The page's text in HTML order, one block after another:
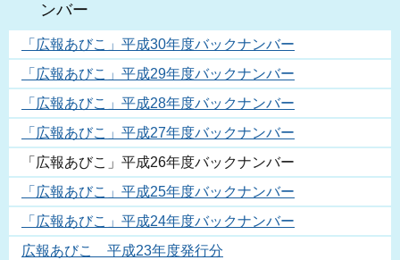
ンバー
「広報あびこ」平成30年度バックナンバー
「広報あびこ」平成29年度バックナンバー
「広報あびこ」平成28年度バックナンバー
「広報あびこ」平成27年度バックナンバー
「広報あびこ」平成26年度バックナンバー
「広報あびこ」平成25年度バックナンバー
「広報あびこ」平成24年度バックナンバー
広報あびこ 平成23年度発行分